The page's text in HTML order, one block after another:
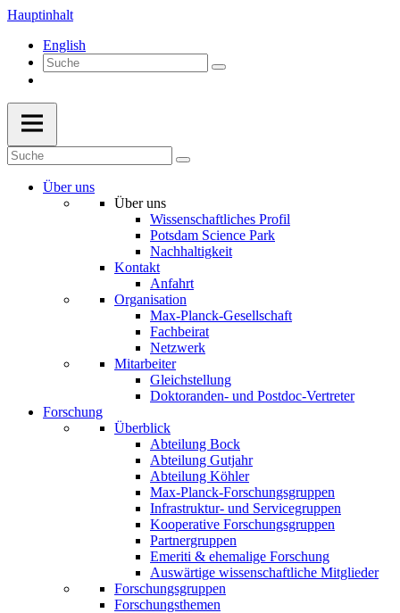
Hauptinhalt
English
Über uns
Über uns
Wissenschaftliches Profil
Potsdam Science Park
Nachhaltigkeit
Kontakt
Anfahrt
Organisation
Max-Planck-Gesellschaft
Fachbeirat
Netzwerk
Mitarbeiter
Gleichstellung
Doktoranden- und Postdoc-Vertreter
Forschung
Überblick
Abteilung Bock
Abteilung Gutjahr
Abteilung Köhler
Max-Planck-Forschungsgruppen
Infrastruktur- und Servicegruppen
Kooperative Forschungsgruppen
Partnergruppen
Emeriti & ehemalige Forschung
Auswärtige wissenschaftliche Mitglieder
Forschungsgruppen
Forschungsthemen